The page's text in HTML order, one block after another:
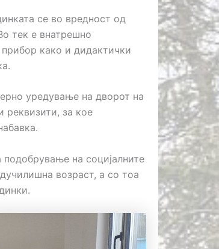
се во вредност од
тек е внатрешно
како и дидактички
уредување на дворот на
реквизити, за кое
на социјалните
возраст, а со тоа